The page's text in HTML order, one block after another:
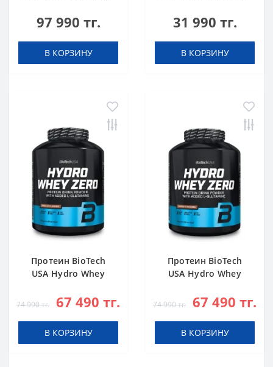
g
97 990 тг.
В КОРЗИНУ
31 990 тг.
В КОРЗИНУ
Протеин BioTech
USA Hydro Whey
g
74 990 тг. 67 490 тг.
В КОРЗИНУ
Протеин BioTech
USA Hydro Whey
74 990 тг. 67 490 тг.
В КОРЗИНУ